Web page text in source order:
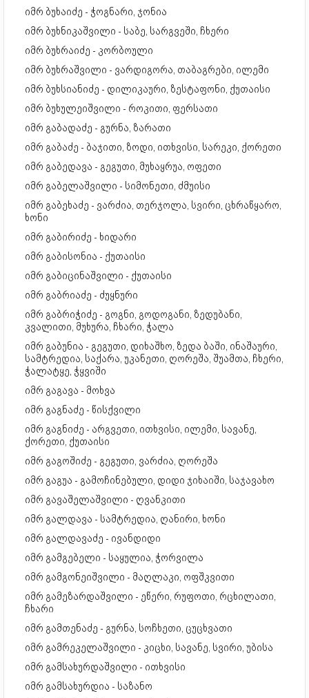
იმრ ბუხაიძე - ჭოგნარი, ჯონია
იმრ ბუხნიკაშვილი - საბე, სარგვეში, ჩხერი
იმრ ბუხრაიძე - კორბოული
იმრ ბუხრაშვილი - ვარდიგორა, თაბაგრები, ილემი
იმრ ბუხსიანიძე - დილიკაური, ზესტაფონი, ქუთაისი
იმრ ბუხულეიშვილი - როკითი, ფერსათი
იმრ გაბადაძე - გურნა, ზარათი
იმრ გაბაძე - ბაჯითი, ზოდი, ითხვისი, სარეკი, ქორეთი
იმრ გაბედავა - გეგუთი, მუხაყრუა, ოფეთი
იმრ გაბელაშვილი - სიმონეთი, ძმუისი
იმრ გაბეხაძე - ვარძია, თერჯოლა, სვირი, ცხრაწყარო,
ხონი
იმრ გაბირიძე - ხიდარი
იმრ გაბისონია - ქუთაისი
იმრ გაბიცინაშვილი - ქუთაისი
იმრ გაბრიაძე - ძუყნური
იმრ გაბრიჭიძე - გოგნი, გოდოგანი, ზედუბანი,
კვალითი, მუხურა, ჩხარი, ჭალა
იმრ გაბუნია - გეგუთი, დიხაშხო, ზედა ბაში, ინაშაური,
სამტრედია, საქარა, უკანეთი, ღორეშა, შუამთა, ჩხერი,
ჭალატყე, ჭყვიში
იმრ გაგავა - მოხვა
იმრ გაგნაძე - წისქვილი
იმრ გაგნიძე - არგვეთი, ითხვისი, ილემი, სავანე,
ქორეთი, ქუთაისი
იმრ გაგოშიძე - გეგუთი, ვარძია, ღორეშა
იმრ გაგუა - გამოჩინებული, დიდი ჯიხაიში, საჯავახო
იმრ გავაშელაშვილი - ღვანკითი
იმრ გალდავა - სამტრედია, ღანირი, ხონი
იმრ გალდავაძე - ივანდიდი
იმრ გამგებელი - საყულია, ჭორვილა
იმრ გამგონეიშვილი - მაღლაკი, ოფშკვითი
იმრ გამეზარდაშვილი - ეწერი, რუფოთი, რცხილათი,
ჩხარი
იმრ გამთენაძე - გურნა, სოჩხეთი, ცუცხვათი
იმრ გამრეკელაშვილი - კიცხი, სავანე, სვირი, უბისა
იმრ გამსახურდაშვილი - ითხვისი
იმრ გამსახურდია - საზანო